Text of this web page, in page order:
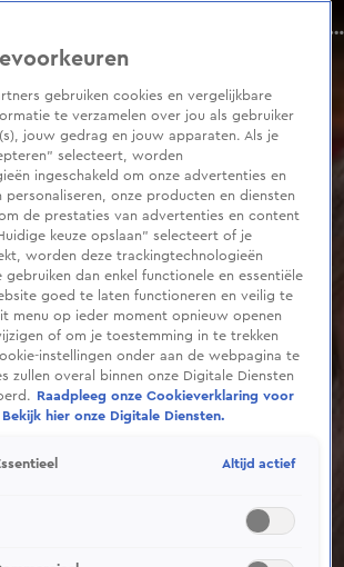
Johan Derksen reageert op optreden Gordon & Re-Play met hun nieuwe single 'Mi Lobi Yu' bij Eva
79, Seizoen 9
gebruiken cookies en vergelijkbare
te verzamelen over jou als gebruiker
jouw gedrag en jouw apparaten. Als je
selecteert, worden
ingeschakeld om onze advertenties en
personaliseren, onze producten en diensten
de prestaties van advertenties en content
keuze opslaan” selecteert of je
worden deze trackingtechnologieën
gebruiken dan enkel functionele en essentiële
goed te laten functioneren en veilig te
menu op ieder moment opnieuw openen
of om je toestemming in te trekken
instellingen onder aan de webpagina te
zullen overal binnen onze Digitale Diensten
Raadpleeg onze Cookieverklaring voor
Bekijk hier onze Digitale Diensten.
Altijd actief